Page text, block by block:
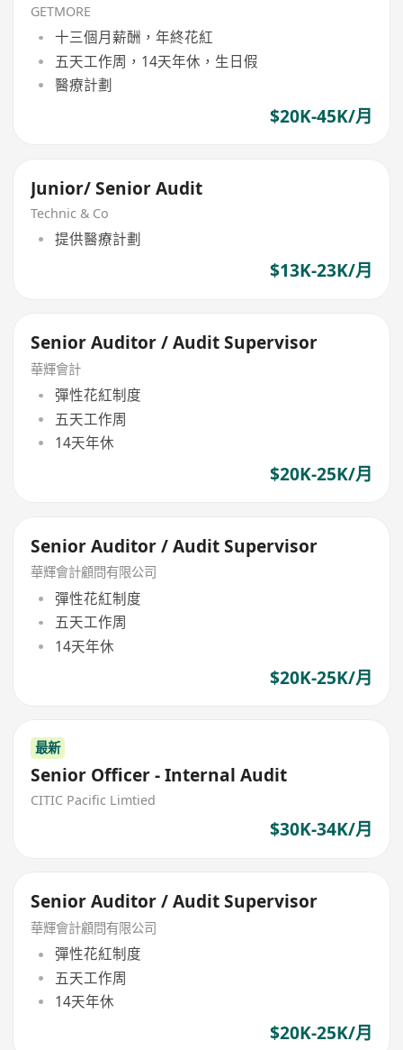
GETMORE
十三個月薪酬，年終花紅
五天工作周，14天年休，生日假
醫療計劃
$20K-45K/月
Junior/ Senior Audit
Technic & Co
提供醫療計劃
$13K-23K/月
Senior Auditor / Audit Supervisor
華輝會計
彈性花紅制度
五天工作周
14天年休
$20K-25K/月
Senior Auditor / Audit Supervisor
華輝會計顧問有限公司
彈性花紅制度
五天工作周
14天年休
$20K-25K/月
最新
Senior Officer - Internal Audit
CITIC Pacific Limtied
$30K-34K/月
Senior Auditor / Audit Supervisor
華輝會計顧問有限公司
彈性花紅制度
五天工作周
14天年休
$20K-25K/月